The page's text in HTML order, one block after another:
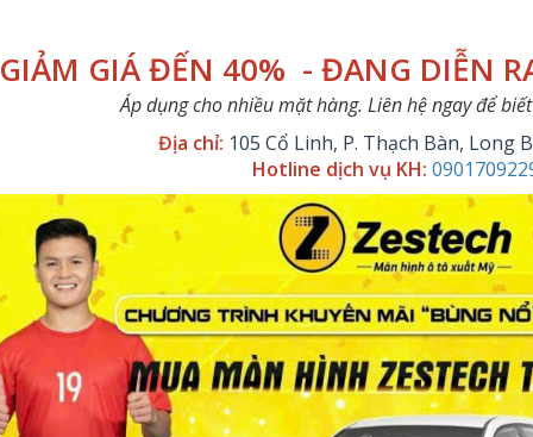
GIẢM GIÁ ĐẾN 40% - ĐANG DIỄN
Áp dụng cho nhiều mặt hàng. Liên hệ ngay để
Địa chỉ: 105 Cổ Linh, P. Thạch Bàn, Long
Hotline dịch vụ KH: